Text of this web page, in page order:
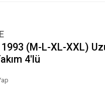
(M-L-XL-XXL)
4'lü